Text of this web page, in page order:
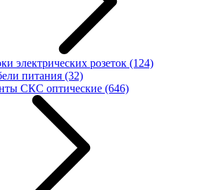
электрических розеток (124)
питания (32)
СКС оптические (646)